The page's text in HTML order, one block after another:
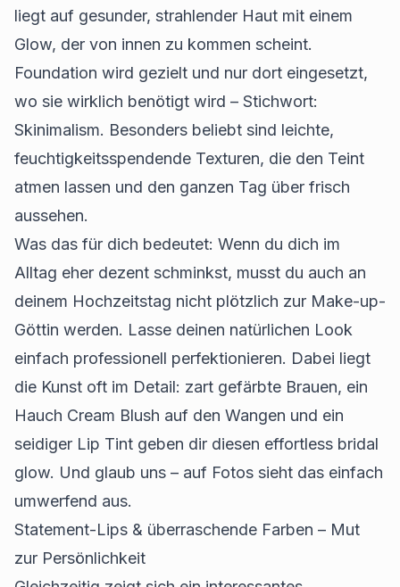
liegt auf gesunder, strahlender Haut mit einem
Glow, der von innen zu kommen scheint.
Foundation wird gezielt und nur dort eingesetzt,
wo sie wirklich benötigt wird – Stichwort:
Skinimalism. Besonders beliebt sind leichte,
feuchtigkeitsspendende Texturen, die den Teint
atmen lassen und den ganzen Tag über frisch
aussehen.
Was das für dich bedeutet: Wenn du dich im
Alltag eher dezent schminkst, musst du auch an
deinem Hochzeitstag nicht plötzlich zur Make-up-
Göttin werden. Lasse deinen natürlichen Look
einfach professionell perfektionieren. Dabei liegt
die Kunst oft im Detail: zart gefärbte Brauen, ein
Hauch Cream Blush auf den Wangen und ein
seidiger Lip Tint geben dir diesen effortless bridal
glow. Und glaub uns – auf Fotos sieht das einfach
umwerfend aus.
Statement-Lips & überraschende Farben – Mut
zur Persönlichkeit